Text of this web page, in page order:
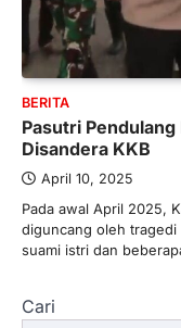
BERITA
Pasutri Pendulang
Disandera KKB
April 10, 2025
Pada awal April 2025,
diguncang oleh tragedi
suami istri dan
Cari